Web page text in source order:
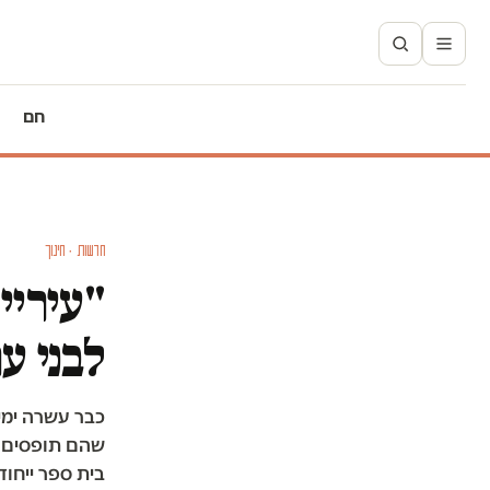
חם
חדשות · חינוך
לבני
כבר עשרה
שהם תופסים
בית ספר